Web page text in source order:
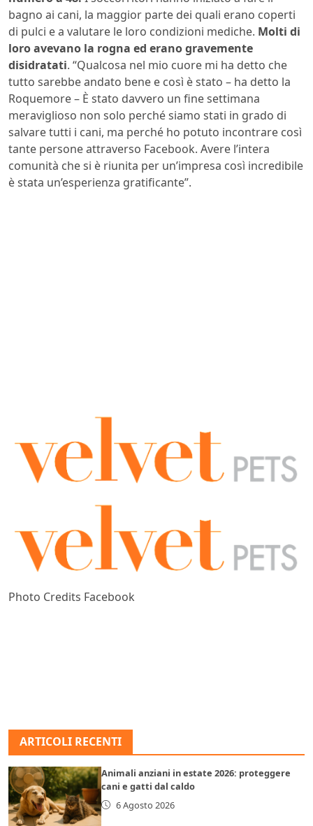
bagno ai cani, la maggior parte dei quali erano coperti
di pulci e a valutare le loro condizioni mediche. Molti di
loro avevano la rogna ed erano gravemente
disidratati. “Qualcosa nel mio cuore mi ha detto che
tutto sarebbe andato bene e così è stato – ha detto la
Roquemore – È stato davvero un fine settimana
meraviglioso non solo perché siamo stati in grado di
salvare tutti i cani, ma perché ho potuto incontrare così
tante persone attraverso Facebook. Avere l’intera
comunità che si è riunita per un’impresa così incredibile
è stata un’esperienza gratificante”.
Photo Credits Facebook
ARTICOLI RECENTI
Animali anziani in estate 2026: proteggere
cani e gatti dal caldo
6 Agosto 2026